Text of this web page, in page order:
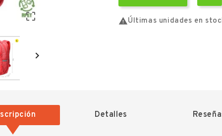


Últimas unidades en
Detalles